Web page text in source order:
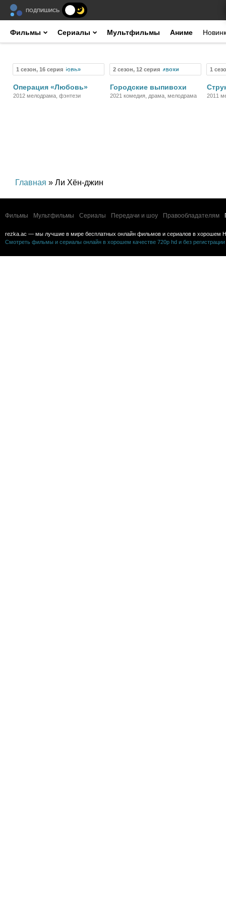
ПОДПИШИСЬ
Фильмы Сериалы Мультфильмы Аниме
1 сезон, 16 серия Сериал
Операция «Любовь»
2012 мелодрама, фэнтези
2 сезон, 12 серия Сериал
Городские выпивохи
2021 комедия, драма, мелодрама
1
2011
Главная » Ли Хён-джин
Фильмы Мультфильмы Сериалы Передачи и шоу Правообладателям
rezka.ac — мы лучшие в мире бесплатных онлайн фильмов и сериалов в хорошем
Смотреть фильмы и сериалы онлайн в хорошем качестве 720p hd и без